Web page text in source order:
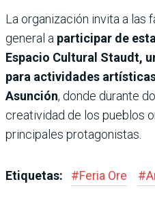
La organización invita a las
general a participar de
Espacio Cultural Staudt,
para actividades
Asunción, donde durante
creatividad de los pueblos
principales protagonistas.
Etiquetas: #Feria Ore #